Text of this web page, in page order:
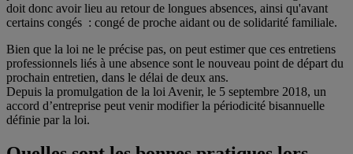
doit donc avoir lieu au retour de longues absences, ainsi qu'avant
certains congés : congé de proche aidant ou de solidarité familiale.
Bien que la loi ne le précise pas, on peut estimer que ces entretiens
professionnels liés à une absence sont le nouveau point de départ du
prochain entretien, dans le délai de deux ans.
Depuis la promulgation de la loi Avenir, le 5 septembre 2018, un
accord d’entreprise peut venir modifier la périodicité bisannuelle
définie par la loi.